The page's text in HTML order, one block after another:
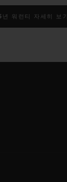
워런티 자세히 보기